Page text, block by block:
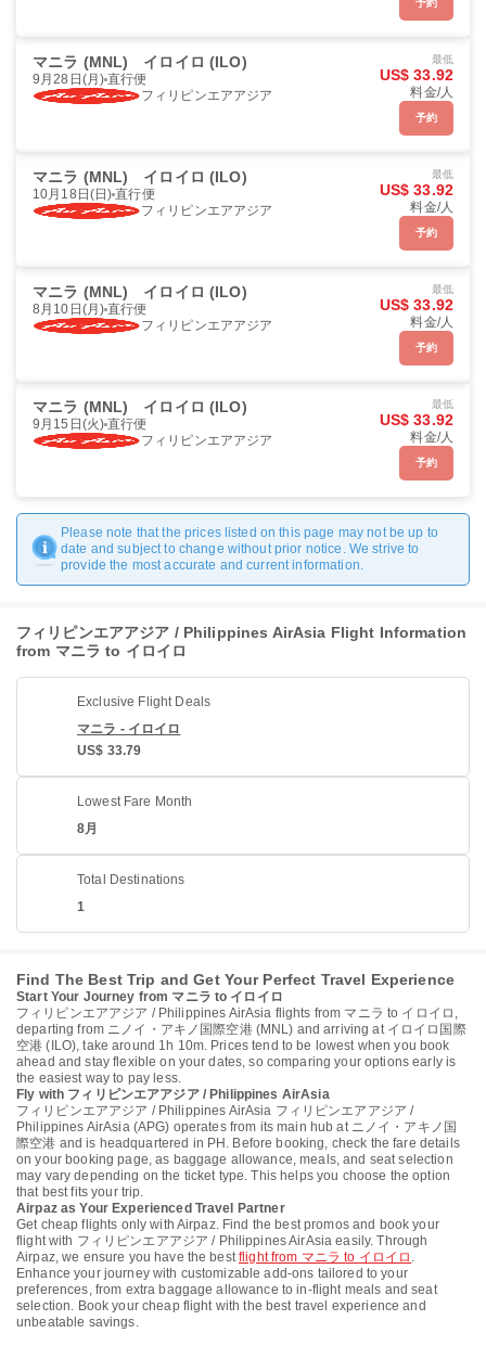
予約
マニラ (MNL) イロイロ (ILO)
9月28日(月) 直行便
フィリピンエアアジア
最低
US$ 33.92
料金/人
予約
マニラ (MNL) イロイロ (ILO)
10月18日(日) 直行便
フィリピンエアアジア
最低
US$ 33.92
料金/人
予約
マニラ (MNL) イロイロ (ILO)
8月10日(月) 直行便
フィリピンエアアジア
最低
US$ 33.92
料金/人
予約
マニラ (MNL) イロイロ (ILO)
9月15日(火) 直行便
フィリピンエアアジア
最低
US$ 33.92
料金/人
予約
Please note that the prices listed on this page may not be up to
date and subject to change without prior notice. We strive to
provide the most accurate and current information.
フィリピンエアアジア / Philippines AirAsia Flight Information
from マニラ to イロイロ
Exclusive Flight Deals
マニラ - イロイロ
US$ 33.79
Lowest Fare Month
8月
Total Destinations
1
Find The Best Trip and Get Your Perfect Travel Experience
Start Your Journey from マニラ to イロイロ
フィリピンエアアジア / Philippines AirAsia flights from マニラ to イロイロ,
departing from ニノイ・アキノ国際空港 (MNL) and arriving at イロイロ国際
空港 (ILO), take around 1h 10m. Prices tend to be lowest when you book
ahead and stay flexible on your dates, so comparing your options early is
the easiest way to pay less.
Fly with フィリピンエアアジア / Philippines AirAsia
フィリピンエアアジア / Philippines AirAsia フィリピンエアアジア /
Philippines AirAsia (APG) operates from its main hub at ニノイ・アキノ国
際空港 and is headquartered in PH. Before booking, check the fare details
on your booking page, as baggage allowance, meals, and seat selection
may vary depending on the ticket type. This helps you choose the option
that best fits your trip.
Airpaz as Your Experienced Travel Partner
Get cheap flights only with Airpaz. Find the best promos and book your
flight with フィリピンエアアジア / Philippines AirAsia easily. Through
Airpaz, we ensure you have the bestflight from マニラ to イロイロ .
Enhance your journey with customizable add-ons tailored to your
preferences, from extra baggage allowance to in-flight meals and seat
selection. Book your cheap flight with the best travel experience and
unbeatable savings.